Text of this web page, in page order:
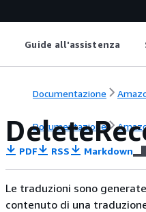
Guide all'assistenza
Documentazione
Documentazione
PDF RSS Markdown
Le traduzioni sono
contenuto di una